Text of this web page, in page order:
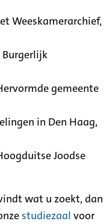
Weeskamerarchief,
Burgerlijk
gemeente
in Den Haag,
Joodse
wat u zoekt, dan
studiezaal voor